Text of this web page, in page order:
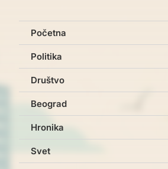
Početna
Politika
Društvo
Beograd
Hronika
Svet